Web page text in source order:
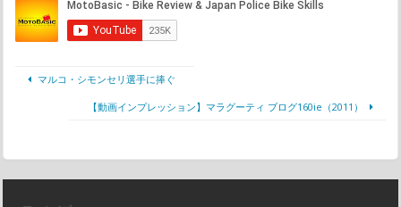
マルコ・シモンセリ選手に捧ぐ
【動画インプレッション】マラグーティ ブログ160ie（2011）